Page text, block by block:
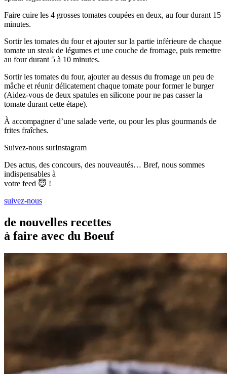
Faire cuire les 4 grosses tomates coupées en deux, au four durant 15
minutes.
Sortir les tomates du four et ajouter sur la partie inférieure de chaque
tomate un steak de légumes et une couche de fromage, puis remettre
au four durant 5 à 10 minutes.
Sortir les tomates du four, ajouter au dessus du fromage un peu de
mâche et réunir délicatement chaque tomate pour former le burger
(Aidez-vous de deux spatules en silicone pour ne pas casser la
tomate durant cette étape).
À accompagner d’une salade verte, ou pour les plus gourmands de
frites fraîches.
Suivez-nous surInstagram
Des actus, des concours, des nouveautés… Bref, nous sommes
indispensables à
votre feed 😇 !
suivez-nous
de nouvelles recettes
à faire avec du Boeuf